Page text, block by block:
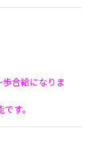
合給になりま
す。